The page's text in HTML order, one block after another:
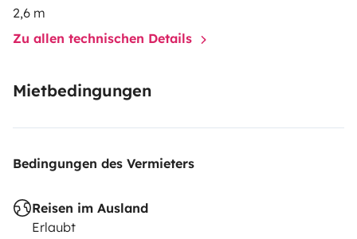
nearby and wonderful places that we have at your
disposal. stone's throw. You can also get closer to the
Greetings and see you soon. 😉
2,6 m
Zu allen technischen Details
Mietbedingungen
Bedingungen des Vermieters
Reisen im Ausland
Erlaubt